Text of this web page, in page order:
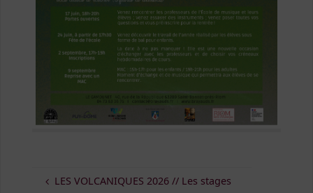
LES VOLCANIQUES 2026 // Les stages